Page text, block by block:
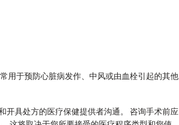
用于预防心脏病发作、中风或由血栓引起的其他
开具处方的医疗保健提供者沟通。 咨询手术前应